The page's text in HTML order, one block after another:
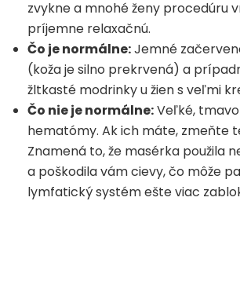
zvykne a mnohé ženy procedúru
príjemne relaxačnú.
Čo je normálne:Jemné
(koža je silno prekrvená) a
žltkasté modrinky u žien s veľmi
Čo nie je normálne:Veľké,
hematómy. Ak ich máte, zmeňte
Znamená to, že masérka použila
a poškodila vám cievy, čo môže
lymfatický systém ešte viac